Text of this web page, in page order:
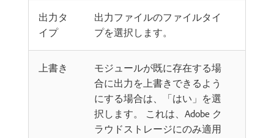
出力タ
イプ
出力ファイルのファイルタイ
プを選択します。
上書き
モジュールが既に存在する場
合に出力を上書きできるよう
にする場合は、「はい」を選
択します。 これは、Adobe ク
ラウドストレージにのみ適用